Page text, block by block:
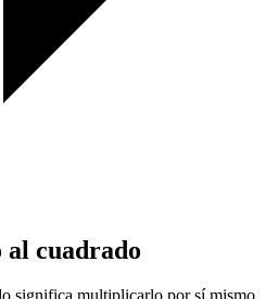
al cuadrado